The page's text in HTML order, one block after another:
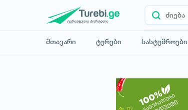
მთავარი ტურები სასტუმროები